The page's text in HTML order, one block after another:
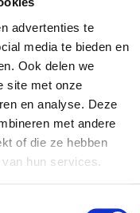
advertenties te
media te bieden en
Ook delen we
site met onze
en analyse. Deze
met andere
of die ze hebben
hun services.